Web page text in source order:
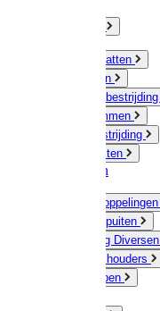
Muizen / Ratten
Drukspuiten
Ongediertebestrijding
Mollenklemmen
Onkruidbestrijding
Vliegenkasten
Meststoffen
Messing koppelingen
Gieters / Spuiten
Besproeiing Diversen
Slangen & houders
Waterpompen